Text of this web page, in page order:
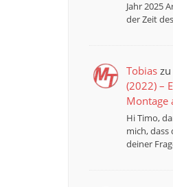
Jahr 2025
der Zeit
Tobiaszu
(2022) –
Montage
Hi Timo,
mich, dass
deiner